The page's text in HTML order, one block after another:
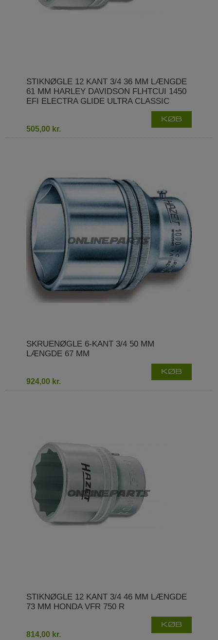
STIKNØGLE 12 KANT 3/4 36 MM LÆNGDE
61 MM HARLEY DAVIDSON FLHTCUI 1450
EFI ELECTRA GLIDE ULTRA CLASSIC
505,00 kr.
KØB
SKRUENØGLE 6-KANT 3/4 50 MM
LÆNGDE 67 MM
924,00 kr.
KØB
STIKNØGLE 12 KANT 3/4 46 MM LÆNGDE
73 MM HONDA VFR 750 R
814,00 kr.
KØB